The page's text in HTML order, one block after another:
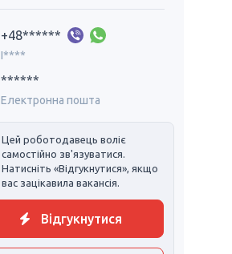
+48******
I****
******
Електронна пошта
Цей роботодавець воліє
самостійно зв'язуватися.
Натисніть «Відгукнутися», якщо
вас зацікавила вакансія.
Відгукнутися